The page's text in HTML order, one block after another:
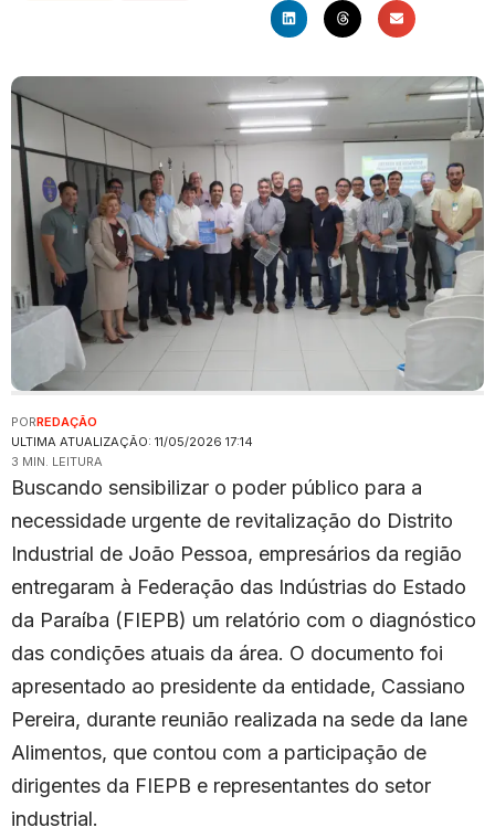
ULTIMA ATUALIZAÇÃO: 11/05/2026 17:14
PORREDAÇÃO
3 MIN. LEITURA
Buscando sensibilizar o poder público para a
necessidade urgente de revitalização do Distrito
Industrial de João Pessoa, empresários da região
entregaram à Federação das Indústrias do Estado
da Paraíba (FIEPB) um relatório com o diagnóstico
das condições atuais da área. O documento foi
apresentado ao presidente da entidade, Cassiano
Pereira, durante reunião realizada na sede da Iane
Alimentos, que contou com a participação de
dirigentes da FIEPB e representantes do setor
industrial.